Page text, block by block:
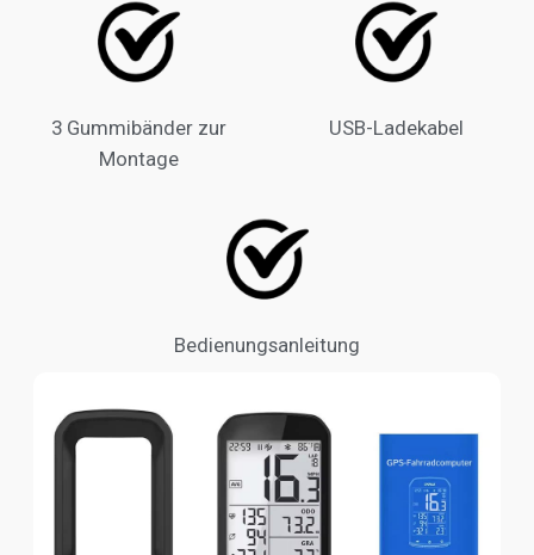
3 Gummibänder zur
Montage
USB-Ladekabel
Bedienungsanleitung